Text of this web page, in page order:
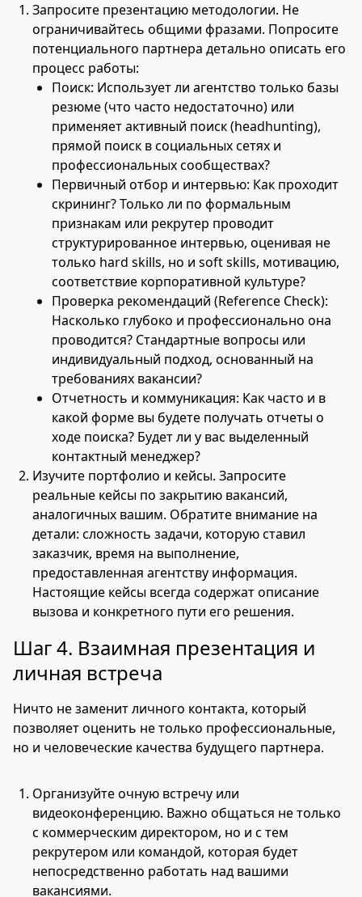
Запросите презентацию методологии. Не
ограничивайтесь общими фразами. Попросите
потенциального партнера детально описать его
процесс работы:
Поиск: Использует ли агентство только базы
резюме (что часто недостаточно) или
применяет активный поиск (headhunting),
прямой поиск в социальных сетях и
профессиональных сообществах?
Первичный отбор и интервью: Как проходит
скрининг? Только ли по формальным
признакам или рекрутер проводит
структурированное интервью, оценивая не
только hard skills, но и soft skills, мотивацию,
соответствие корпоративной культуре?
Проверка рекомендаций (Reference Check):
Насколько глубоко и профессионально она
проводится? Стандартные вопросы или
индивидуальный подход, основанный на
требованиях вакансии?
Отчетность и коммуникация: Как часто и в
какой форме вы будете получать отчеты о
ходе поиска? Будет ли у вас выделенный
контактный менеджер?
Изучите портфолио и кейсы. Запросите
реальные кейсы по закрытию вакансий,
аналогичных вашим. Обратите внимание на
детали: сложность задачи, которую ставил
заказчик, время на выполнение,
предоставленная агентству информация.
Настоящие кейсы всегда содержат описание
вызова и конкретного пути его решения.
Шаг 4. Взаимная презентация и
личная встреча
Ничто не заменит личного контакта, который
позволяет оценить не только профессиональные,
но и человеческие качества будущего партнера.
Организуйте очную встречу или
видеоконференцию. Важно общаться не только
с коммерческим директором, но и с тем
рекрутером или командой, которая будет
непосредственно работать над вашими
вакансиями.